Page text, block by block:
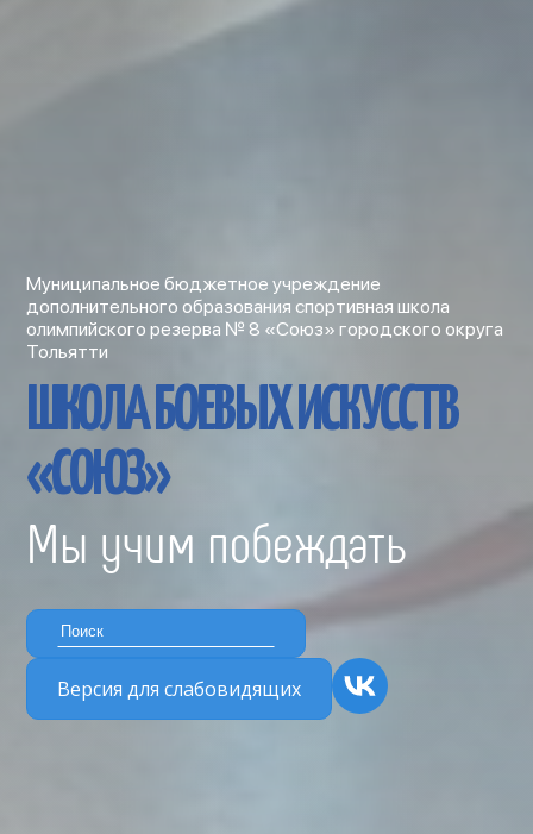
Муниципальное бюджетное учреждение
дополнительного образования спортивная школа
олимпийского резерва № 8 «Союз» городского округа
Тольятти
ШКОЛА БОЕВЫХ ИСКУССТВ
«СОЮЗ»
Мы учим побеждать
Версия для слабовидящих